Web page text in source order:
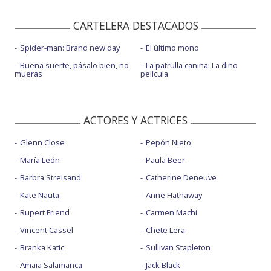
CARTELERA DESTACADOS
Spider-man: Brand new day
Buena suerte, pásalo bien, no
mueras
El último mono
La patrulla canina: La dino
película
ACTORES Y ACTRICES
Glenn Close
María León
Barbra Streisand
Kate Nauta
Rupert Friend
Vincent Cassel
Branka Katic
Amaia Salamanca
Pepón Nieto
Paula Beer
Catherine Deneuve
Anne Hathaway
Carmen Machi
Chete Lera
Sullivan Stapleton
Jack Black